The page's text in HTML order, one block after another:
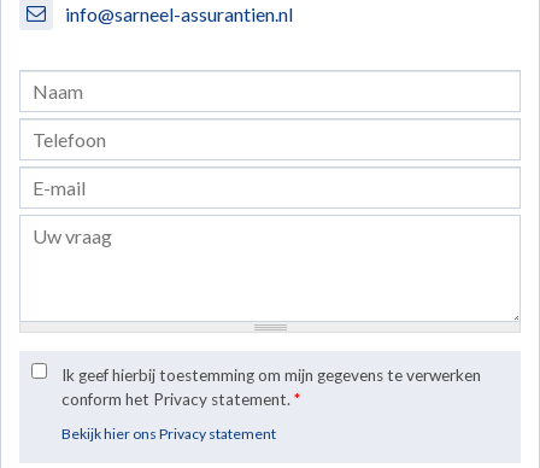
info@sarneel-assurantien.nl
Ik geef hierbij toestemming om mijn gegevens te verwerken
conform het Privacy statement. *
Bekijk hier ons Privacy statement